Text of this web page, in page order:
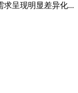
求呈现明显差异化...